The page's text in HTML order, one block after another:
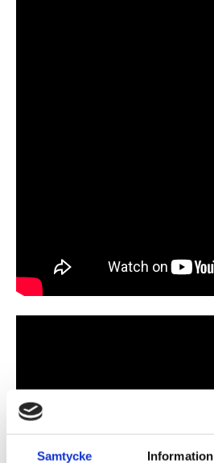
Samtycke Information